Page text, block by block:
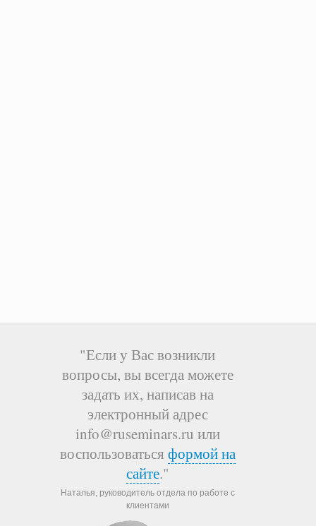
"Если у Вас возникли
вопросы, вы всегда можете
задать их, написав на
электронный адрес
info@ruseminars.ru или
воспользоваться формой на
сайте."
Наталья, руководитель отдела по работе с
клиентами